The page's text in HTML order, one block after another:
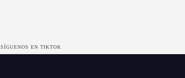
SÍGUENOS EN TIKTOK